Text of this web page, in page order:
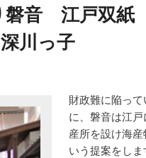
磐音 江戸双
川っ子
財政難に陥っ
に、磐音は江
産所を設け海
いう提案をし